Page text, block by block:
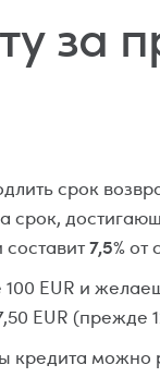
за
срок
срок,
7,5%от
EUR и
EUR (прежде
кредита можно